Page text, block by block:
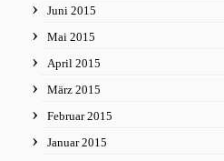
Juni 2015
Mai 2015
April 2015
März 2015
Februar 2015
Januar 2015